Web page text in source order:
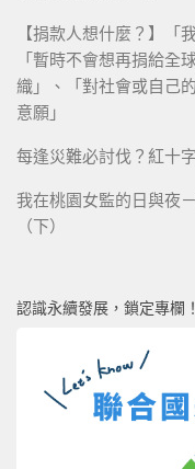
【捐款人想什麼？】「
「暫時不會想再捐給全
織」、「對社會或自己
意願」
每逢災難必討伐？紅十
我在桃園女監的日與夜
（下）
認識永續發展，鎖定專欄！